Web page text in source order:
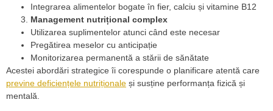
Integrarea alimentelor bogate în fier, calciu și vitamine B12
Management nutrițional complex
Utilizarea suplimentelor atunci când este necesar
Pregătirea meselor cu anticipație
Monitorizarea permanentă a stării de sănătate
Acestei abordări strategice îi corespunde o planificare atentă care
previne deficiențele nutriționale și susține performanța fizică și
mentală.